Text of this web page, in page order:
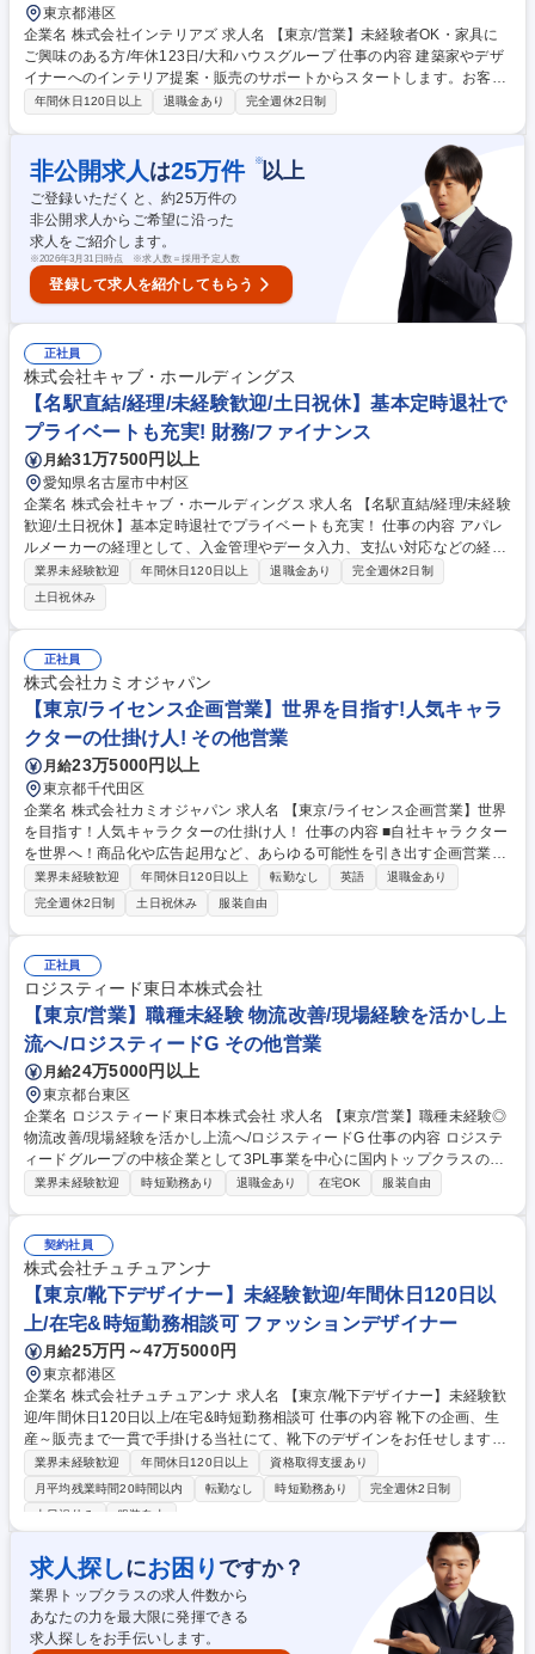
東京都港区
企業名 株式会社インテリアズ 求人名 【東京/営業】未経験者OK・家具に
ご興味のある方/年休123日/大和ハウスグループ 仕事の内容 建築家やデザ
イナーへのインテリア提案・販売のサポートからスタートします。お客様
の理想の空間を実現するために、カタログやサンプルを用いた製品選定、
カタログやサンプルの整理・手配 ■先輩営業への同行、打ち合わせの議事
録作成 ■見積書作成、海外メーカーへの納期確認（メール等） ■納品現場
での立ち会い、検品サポート 入社後はOJTを中心に、徐々に担当案件を増
やしていただきます。 【業務内容の変更範囲】当社の指定する業務 募集
職種 【東京/営業】未経験者OK・家具にご興味のある方/年休123日/大和ハ
ウスグループ
年間休日120日以上 退職金あり 完全週休2日制
非公開求人 は25万件 ※以上
ご登録いただくと、約25万件の
非公開求人からご希望に沿った
求人をご紹介します。
※2026年3月31日時点 ※求人数＝採用予定人数
登録して求人を紹介してもらう
正社員
株式会社キャブ・ホールディングス
【名駅直結/経理/未経験歓迎/土日祝休】基本定時退社で
プライベートも充実! 財務/ファイナンス
月給31万7500円以上
愛知県名古屋市中村区
企業名 株式会社キャブ・ホールディングス 求人名 【名駅直結/経理/未経験
歓迎/土日祝休】基本定時退社でプライベートも充実！ 仕事の内容 アパレ
ルメーカーの経理として、入金管理やデータ入力、支払い対応などの経理
事務業務をお任せします。専門知識不要です。まずは基本業務から習得し
ていただきます。決算や税務は税理士へ委託しています。 ■売掛金・買掛
金管理：お客様からの入金確認や仕入れ先への支払い管理 ■データ処理・
入力作業：専用システムへの入金・支払い情報の入力 ■銀行振込作業：ネ
ットバンキングを利用した振込対応 ■入出金対応：現金の取り扱い・管理
■試算表の作成：月々の利益や経費をまとめる損益表の作成 ■電話対応：
社内外の問い合わせ対応 募集職種 【名駅直結/経理/未経験歓迎/土日祝休】
基本定時退社でプライベートも充実！
業界未経験歓迎 年間休日120日以上 退職金あり
完全週休2日制
土日祝休み
正社員
株式会社カミオジャパン
【東京/ライセンス企画営業】世界を目指す!人気キャラ
クターの仕掛け人! その他営業
月給23万5000円以上
東京都千代田区
企業名 株式会社カミオジャパン 求人名 【東京/ライセンス企画営業】世界
を目指す！人気キャラクターの仕掛け人！ 仕事の内容 ■自社キャラクター
を世界へ！商品化や広告起用など、あらゆる可能性を引き出す企画営業で
す。あなたのアイデアと行動力で、新たなヒットキャラクターを育ててみ
ませんか？ ■『もちもちぱんだ』『いーすとけん。』等の人気キャラクタ
ーや、新キャラクターのライセンスアウト（権利の貸出）営業をお任せし
ます。ターゲットは文具・アパレル・食品から広告・イベントまで無限
大。市場分析、年間育成計画の立案、国内外の企業へのアプローチ、契約
まで一気通貫で担当。まるで芸能マネージャーのように、キャラクターの
未来を創造する仕事です。 募集職種 【東京/ライセンス企画営業】世界を
目指す！人気キャラクターの仕掛け人！
業界未経験歓迎 年間休日120日以上 転勤なし 英語
退職金あり
完全週休2日制
土日祝休み 服装自由
正社員
ロジスティード東日本株式会社
【東京/営業】職種未経験 物流改善/現場経験を活かし上
流へ/ロジスティードG その他営業
月給24万5000円以上
東京都台東区
企業名 ロジスティード東日本株式会社 求人名 【東京/営業】職種未経験◎
物流改善/現場経験を活かし上流へ/ロジスティードG 仕事の内容 ロジステ
ィードグループの中核企業として3PL事業を中心に国内トップクラスの実
績を誇り、製造業や小売業の物流を支える社会インフラ企業。 物流現場経
関する改善案の企画および提案業務 ○現場部門と連携しオペレーション改
善や品質向上を推進 ○KPI管理や週次・月次定例会資料の作成および報告
対応 ○顧客ニーズを踏まえた業務フローの見直しと最適化を実行 ○将来的
には新規案件の提案や立上げプロジェクトにも参画 募集職種 【東京/営
業】職種未経験◎物流改善/現場経験を活かし上流へ/ロジスティードG
業界未経験歓迎 時短勤務あり 退職金あり 在宅OK 服装自由
契約社員
株式会社チュチュアンナ
【東京/靴下デザイナー】未経験歓迎/年間休日120日以
上/在宅&時短勤務相談可 ファッションデザイナー
月給25万円～47万5000円
東京都港区
企業名 株式会社チュチュアンナ 求人名 【東京/靴下デザイナー】未経験歓
迎/年間休日120日以上/在宅&時短勤務相談可 仕事の内容 靴下の企画、生
産～販売まで一貫で手掛ける当社にて、靴下のデザインをお任せします。
自ら手掛けた商品が店舗の看板商品となるよう裁量を持って働くことが可
能です。 ★残業は月に5～10時間★ 【ターゲット】ヤング・キャリアがメ
インターゲットです。今後は、より品質を高めた商品開発の強化や、ヤン
■当社は、靴下/インナーウェアの製造から小売まで手掛けており、店舗
数･売上ともに成長を継続。直近ではECやWEBマーケティング部門を強化
し、外部環境の変化に対応する強い組織づくりを目指しています。 募集職
種 【東京/靴下デザイナー】未経験歓迎/年間休日120日以上/在宅&時短勤
務相談可
業界未経験歓迎 年間休日120日以上
資格取得支援あり
月平均残業時間20時間以内
転勤なし 時短勤務あり
完全週休2日制
土日祝休み
服装自由
求人探しにお困り ですか？
業界トップクラスの求人件数から
あなたの力を最大限に発揮できる
求人探しをお手伝いします。